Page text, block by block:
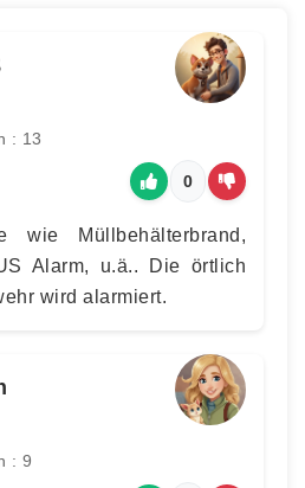
: 13
0
wie Müllbehälterbrand,
Alarm, u.ä.. Die örtlich
wird alarmiert.
: 9